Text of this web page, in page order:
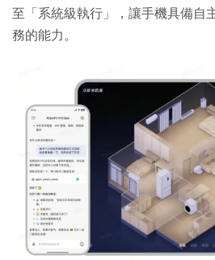
至「系統級執行」，讓手機具備自
務的能力。